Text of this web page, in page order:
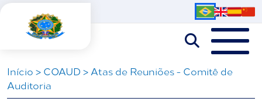
Iní­cio > COAUD > Atas de Reuniões - Comitê de
Auditoria